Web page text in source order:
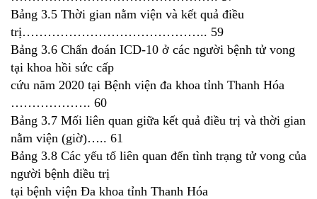
Bảng 3.5 Thời gian nằm viện và kết quả điều
trị…………………………………….. 59
Bảng 3.6 Chẩn đoán ICD-10 ở các người bệnh tử vong
tại khoa hồi sức cấp
cứu năm 2020 tại Bệnh viện đa khoa tỉnh Thanh Hóa
………………. 60
Bảng 3.7 Mối liên quan giữa kết quả điều trị và thời gian
nằm viện (giờ)….. 61
Bảng 3.8 Các yếu tố liên quan đến tình trạng tử vong của
người bệnh điều trị
tại bệnh viện Đa khoa tỉnh Thanh Hóa